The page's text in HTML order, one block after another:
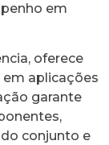
em
oferece
aplicações
garante
conjunto e